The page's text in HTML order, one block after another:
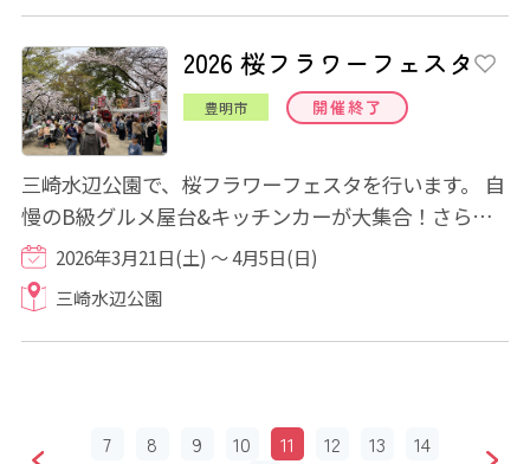
2026 桜フラワーフェスタ
豊明市 開催終了
三崎水辺公園で、桜フラワーフェスタを行います。 自
慢のB級グルメ屋台&キッチンカーが大集合！さら
に、土日限定でマルシェを開催♪花苗販売や楽し...
2026年3月21日(土) ～ 4月5日(日)
三崎水辺公園
7 8 9 10 11 12 13
14